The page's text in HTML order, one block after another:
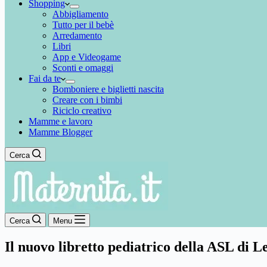
Shopping
Abbigliamento
Tutto per il bebè
Arredamento
Libri
App e Videogame
Sconti e omaggi
Fai da te
Bomboniere e biglietti nascita
Creare con i bimbi
Riciclo creativo
Mamme e lavoro
Mamme Blogger
Cerca
Cerca Menu
Il nuovo libretto pediatrico della ASL di